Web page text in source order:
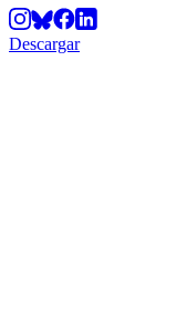
Descargar